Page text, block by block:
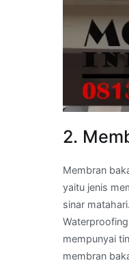
2.
Membran
yaitu jenis
sinar matahari.
mempunyai
membran